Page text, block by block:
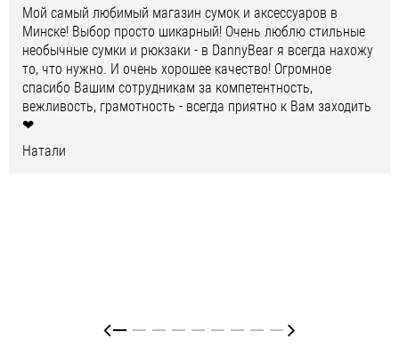
Мой самый любимый магазин сумок и аксессуаров в
Минске! Выбор просто шикарный! Очень люблю стильные
необычные сумки и рюкзаки - в DannyBear я всегда нахожу
то, что нужно. И очень хорошее качество! Огромное
спасибо Вашим сотрудникам за компетентность,
вежливость, грамотность - всегда приятно к Вам заходить
❤
Натали